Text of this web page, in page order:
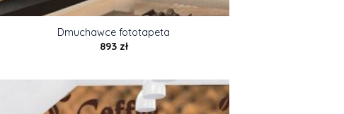
Dmuchawce fototapeta
893 zł